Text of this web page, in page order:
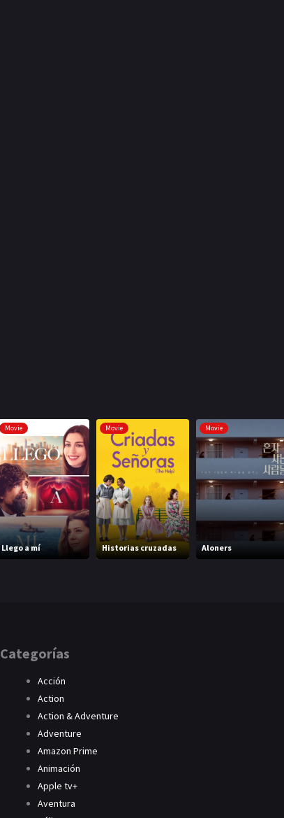
Movie
Llego a mí
Movie
Historias cruzadas
Movie
Aloners
Categorías
Acción
Action
Action & Adventure
Adventure
Amazon Prime
Animación
Apple tv+
Aventura